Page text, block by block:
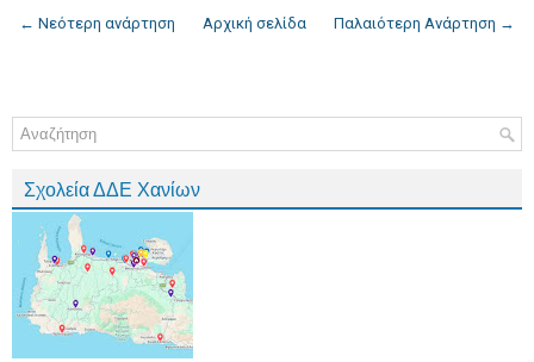
← Νεότερη ανάρτηση Παλαιότερη Ανάρτηση →
Αρχική σελίδα
Σχολεία ΔΔΕ Χανίων